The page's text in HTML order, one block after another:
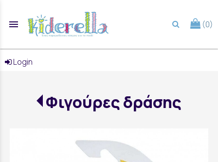
menu (0)
Login
Φιγούρες δράσης